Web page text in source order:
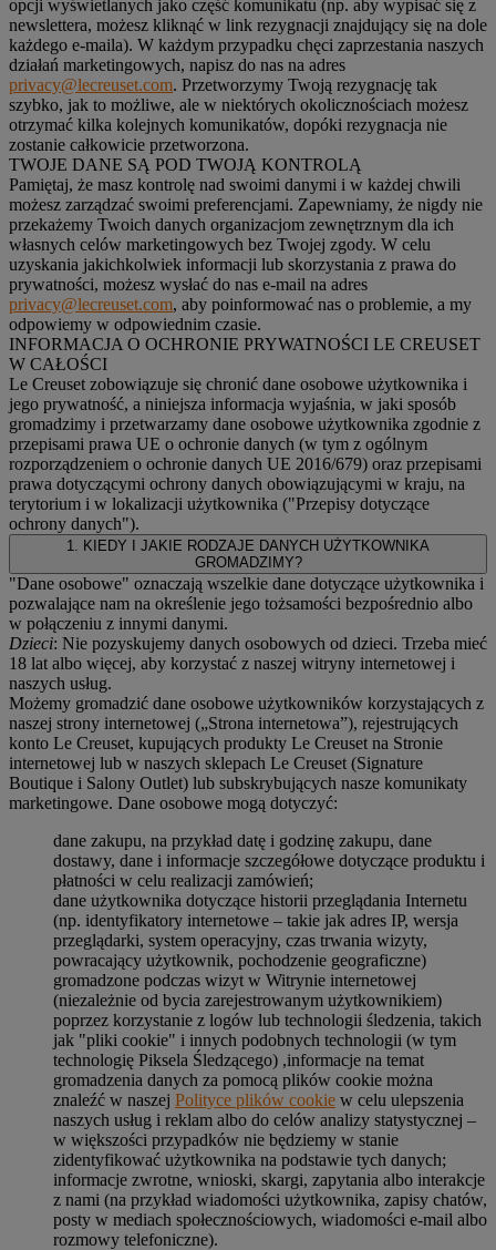
opcji wyświetlanych jako część komunikatu (np. aby wypisać się z
newslettera, możesz kliknąć w link rezygnacji znajdujący się na dole
każdego e-maila). W każdym przypadku chęci zaprzestania naszych
działań marketingowych, napisz do nas na adres
privacy@lecreuset.com. Przetworzymy Twoją rezygnację tak
szybko, jak to możliwe, ale w niektórych okolicznościach możesz
otrzymać kilka kolejnych komunikatów, dopóki rezygnacja nie
zostanie całkowicie przetworzona.
TWOJE DANE SĄ POD TWOJĄ KONTROLĄ
Pamiętaj, że masz kontrolę nad swoimi danymi i w każdej chwili
możesz zarządzać swoimi preferencjami. Zapewniamy, że nigdy nie
przekażemy Twoich danych organizacjom zewnętrznym dla ich
własnych celów marketingowych bez Twojej zgody. W celu
uzyskania jakichkolwiek informacji lub skorzystania z prawa do
prywatności, możesz wysłać do nas e-mail na adres
privacy@lecreuset.com, aby poinformować nas o problemie, a my
odpowiemy w odpowiednim czasie.
INFORMACJA O OCHRONIE PRYWATNOŚCI LE CREUSET
W CAŁOŚCI
Le Creuset zobowiązuje się chronić dane osobowe użytkownika i
jego prywatność, a niniejsza informacja wyjaśnia, w jaki sposób
gromadzimy i przetwarzamy dane osobowe użytkownika zgodnie z
przepisami prawa UE o ochronie danych (w tym z ogólnym
rozporządzeniem o ochronie danych UE 2016/679) oraz przepisami
prawa dotyczącymi ochrony danych obowiązującymi w kraju, na
terytorium i w lokalizacji użytkownika ("Przepisy dotyczące
ochrony danych").
1. KIEDY I JAKIE RODZAJE DANYCH UŻYTKOWNIKA
GROMADZIMY?
"Dane osobowe" oznaczają wszelkie dane dotyczące użytkownika i
pozwalające nam na określenie jego tożsamości bezpośrednio albo
w połączeniu z innymi danymi.
Dzieci: Nie pozyskujemy danych osobowych od dzieci. Trzeba mieć
18 lat albo więcej, aby korzystać z naszej witryny internetowej i
naszych usług.
Możemy gromadzić dane osobowe użytkowników korzystających z
naszej strony internetowej („Strona internetowa”), rejestrujących
konto Le Creuset, kupujących produkty Le Creuset na Stronie
internetowej lub w naszych sklepach Le Creuset (Signature
Boutique i Salony Outlet) lub subskrybujących nasze komunikaty
marketingowe. Dane osobowe mogą dotyczyć:
dane zakupu, na przykład datę i godzinę zakupu, dane
dostawy, dane i informacje szczegółowe dotyczące produktu i
płatności w celu realizacji zamówień;
dane użytkownika dotyczące historii przeglądania Internetu
(np. identyfikatory internetowe – takie jak adres IP, wersja
przeglądarki, system operacyjny, czas trwania wizyty,
powracający użytkownik, pochodzenie geograficzne)
gromadzone podczas wizyt w Witrynie internetowej
(niezależnie od bycia zarejestrowanym użytkownikiem)
poprzez korzystanie z logów lub technologii śledzenia, takich
jak "pliki cookie" i innych podobnych technologii (w tym
technologię Piksela Śledzącego) ,informacje na temat
gromadzenia danych za pomocą plików cookie można
znaleźć w naszej Polityce plików cookie w celu ulepszenia
naszych usług i reklam albo do celów analizy statystycznej –
w większości przypadków nie będziemy w stanie
zidentyfikować użytkownika na podstawie tych danych;
informacje zwrotne, wnioski, skargi, zapytania albo interakcje
z nami (na przykład wiadomości użytkownika, zapisy chatów,
posty w mediach społecznościowych, wiadomości e-mail albo
rozmowy telefoniczne).